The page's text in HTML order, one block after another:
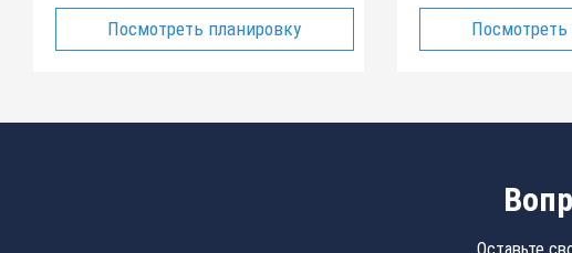
Посмотреть планировку Посмотреть